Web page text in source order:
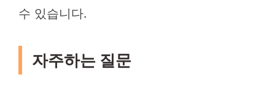
수 있습니다.
자주하는 질문